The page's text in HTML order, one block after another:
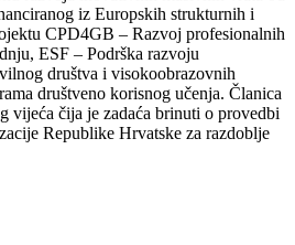
iz Europskih strukturnih i
CPD4GB – Razvoj profesionalnih
ESF – Podrška razvoju
društva i visokoobrazovnih
društveno korisnog učenja. Članica
vijeća čija je zadaća brinuti o provedbi
Republike Hrvatske za razdoblje